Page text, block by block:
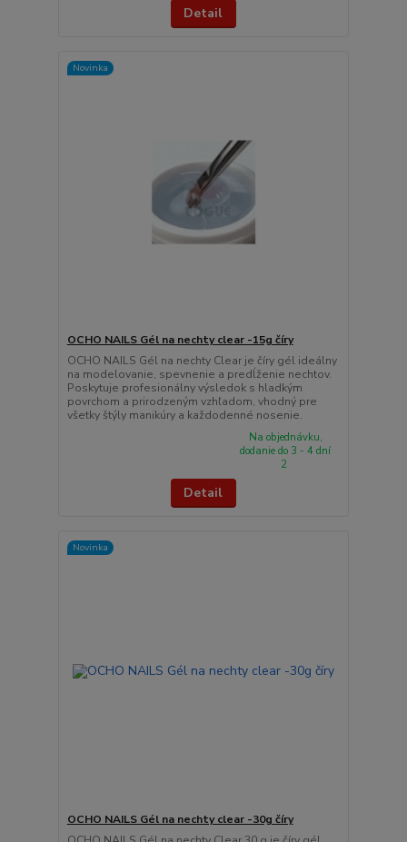
Detail
Novinka
OCHO NAILS Gél na nechty clear -15g číry
OCHO NAILS Gél na nechty Clear je číry gél ideálny
na modelovanie, spevnenie a predĺženie nechtov.
Poskytuje profesionálny výsledok s hladkým
povrchom a prirodzeným vzhľadom, vhodný pre
všetky štýly manikúry a každodenné nosenie.
Na objednávku,
dodanie do 3 - 4 dní
2
Detail
Novinka
OCHO NAILS Gél na nechty clear -30g číry